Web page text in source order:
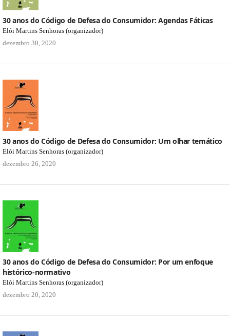
30 anos do Código de Defesa do Consumidor: Agendas Fáticas
Elói Martins Senhoras (organizador)
dezembro 30, 2020
30 anos do Código de Defesa do Consumidor: Um olhar temático
Elói Martins Senhoras (organizador)
dezembro 26, 2020
30 anos do Código de Defesa do Consumidor: Por um enfoque
histórico-normativo
Elói Martins Senhoras (organizador)
dezembro 20, 2020